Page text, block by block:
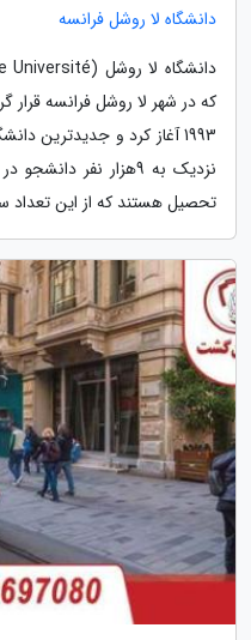
دانشگاه لا روشل فرانسه
که در شهر لا روشل فرانسه قرار
1993 آغاز کرد و جدیدترین
نزدیک به 9هزار نفر
تحصیل هستند که از این تعداد